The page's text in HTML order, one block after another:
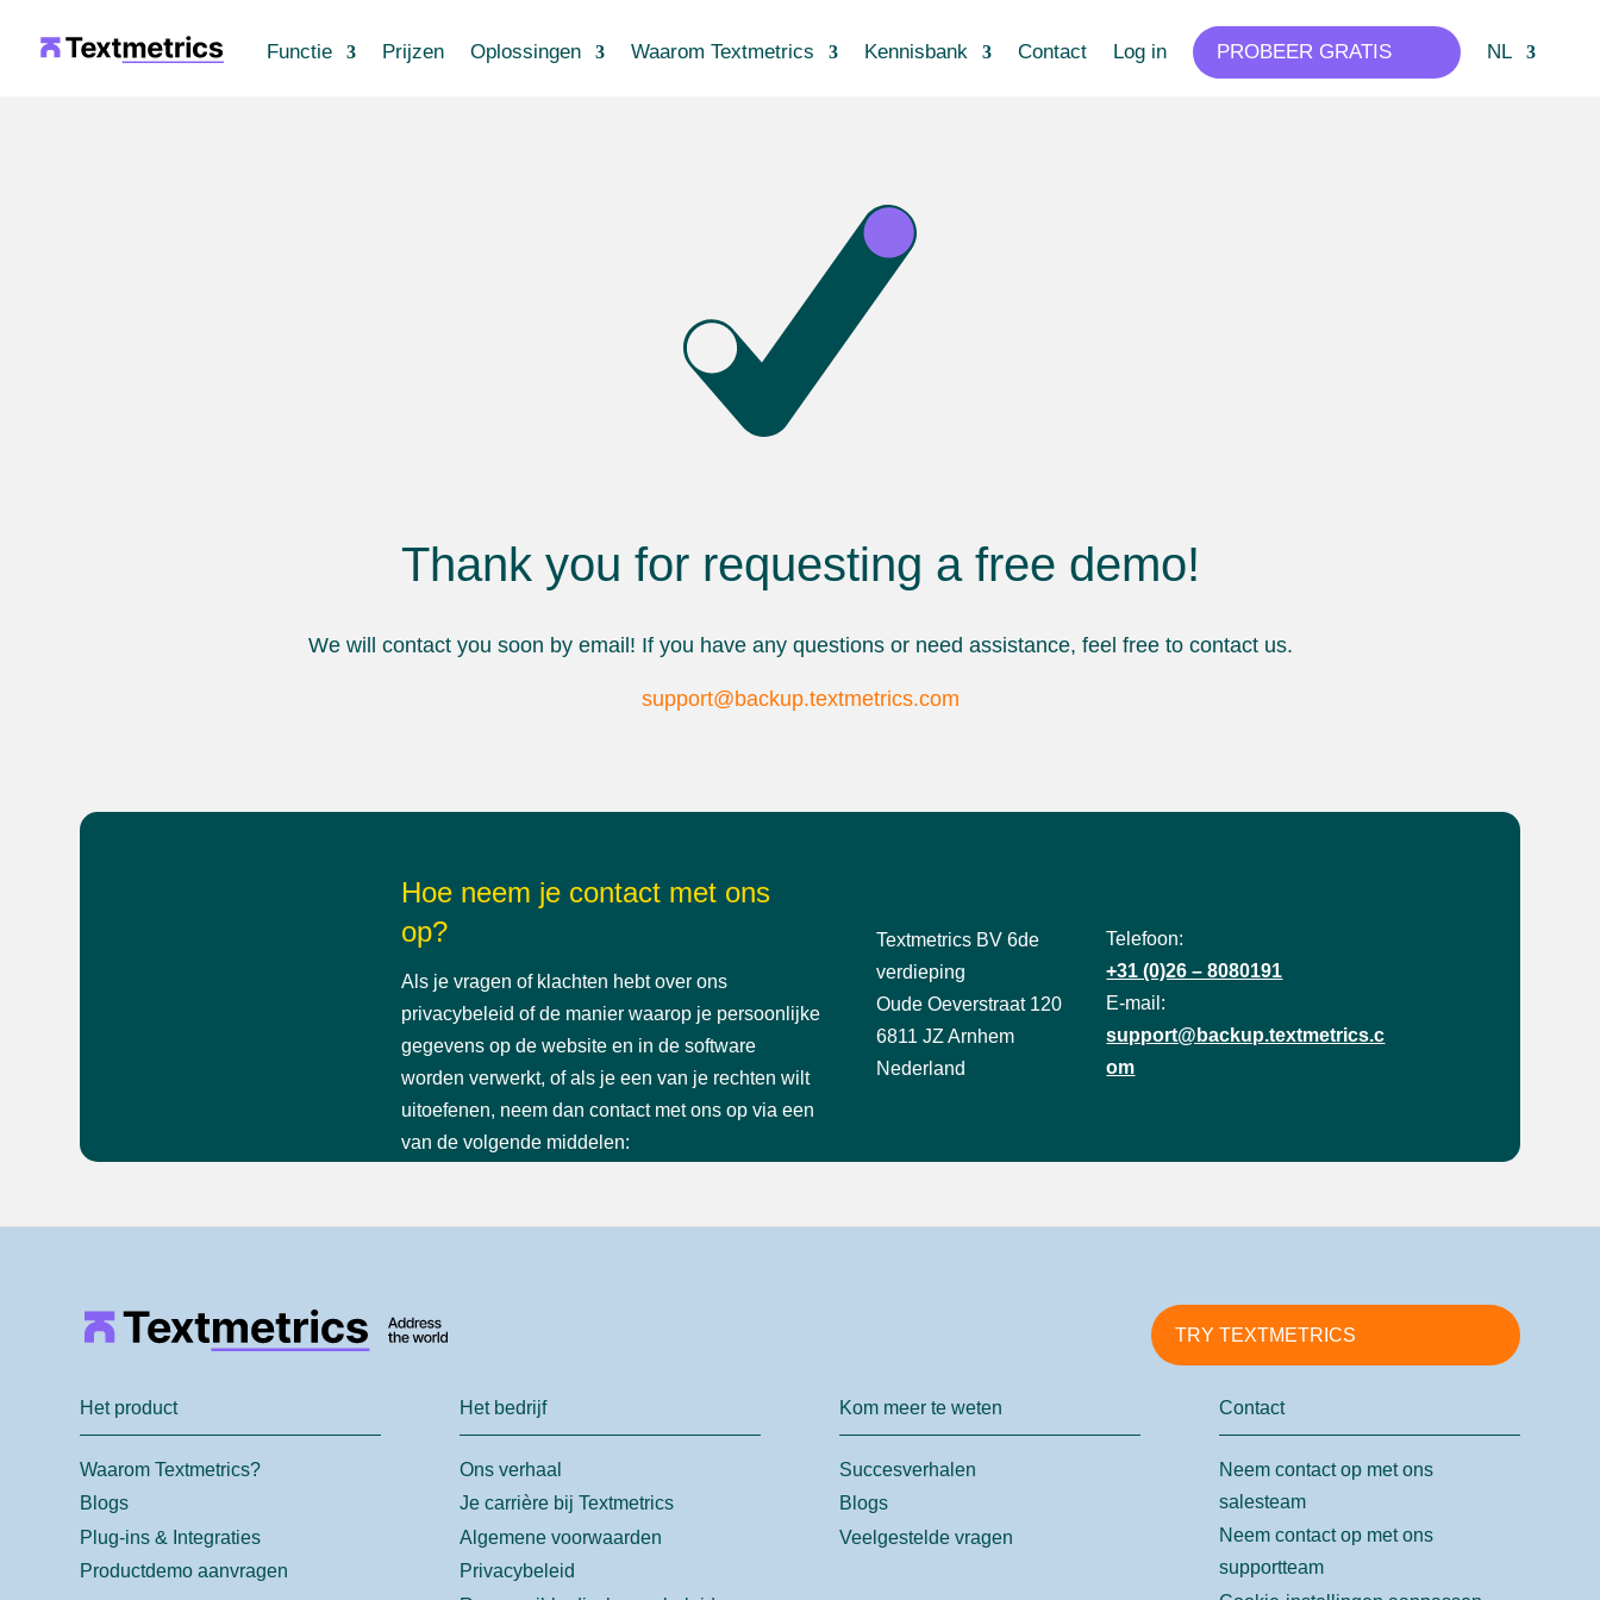
Functie Prijzen Oplossingen Waarom Textmetrics Kennisbank Contact Log in PROBEER GRATIS NL
Thank you for requesting a free demo!
We will contact you soon by email! If you have any questions or need assistance, feel free to contact us.
support@backup.textmetrics.com
Hoe neem je contact met ons
op?
Als je vragen of klachten hebt over ons
privacybeleid of de manier waarop je persoonlijke
gegevens op de website en in de software
worden verwerkt, of als je een van je rechten wilt
uitoefenen, neem dan contact met ons op via een
van de volgende middelen:
Textmetrics BV 6de
verdieping
Oude Oeverstraat 120
6811 JZ Arnhem
Nederland
Telefoon:
+31 (0)26 – 8080191
E-mail:
support@backup.textmetrics.c
om
TRY TEXTMETRICS
Het product
Waarom Textmetrics?
Blogs
Plug-ins & Integraties
Productdemo aanvragen
Het bedrijf
Ons verhaal
Je carrière bij Textmetrics
Algemene voorwaarden
Privacybeleid
Kom meer te weten
Succesverhalen
Blogs
Veelgestelde vragen
Contact
Neem contact op met ons
salesteam
Neem contact op met ons
supportteam